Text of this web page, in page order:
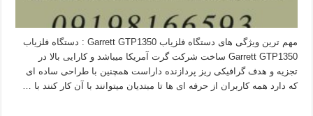
مهم ترین ویژگی های دستگاه فلزیاب Garrett GTP1350 : دستگاه فلزیاب
Garrett GTP1350 ساخت شرکت گرت آمریکا میباشد و کارایی بالا در
تجزیه و هدف گرافیکی ریز پردازنده داراست همچنین با طراحی ساده ای
که دارد همه کاربران از حرفه ای ها تا مبتدیان میتوانند با آن کار کنند با …